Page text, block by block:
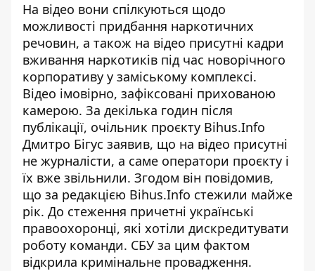
На відео вони спілкуються щодо
можливості придбання наркотичних
речовин, а також на відео присутні кадри
вживання наркотиків під час новорічного
корпоративу у заміському комплексі.
Відео імовірно, зафіксовані прихованою
камерою. За декілька годин після
публікації, очільник проєкту Bihus.Info
Дмитро Бігус заявив, що на відео присутні
не журналісти, а саме оператори проєкту і
їх вже звільнили. Згодом він повідомив,
що за редакцією Bihus.Info стежили майже
рік. До стеження причетні українські
правоохоронці, які хотіли дискредитувати
роботу команди. СБУ за цим фактом
відкрила кримінальне провадження.